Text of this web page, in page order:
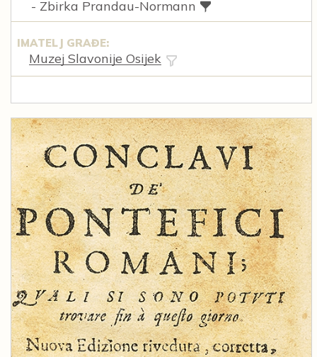
- Zbirka Prandau-Normann
IMATELJ GRAĐE:
Muzej Slavonije Osijek